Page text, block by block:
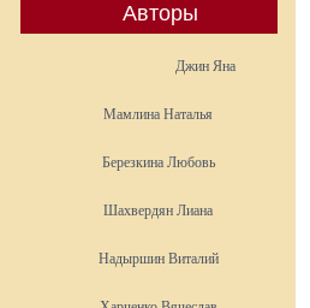
Авторы
Джин Яна
Мамлина Наталья
Березкина Любовь
Шахвердян Лиана
Надыршин Виталий